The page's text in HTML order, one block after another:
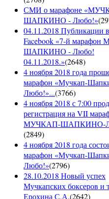
СМИ о марафоне
ШАПКИНО - Любо!»(
04.11.2018 Публикации
Facebook «7-й
ШАПКИНО - Любо!
04.11.2018.»(2648)
4 ноября 2018 года
марафон «Мучкап-
Любо!»...(3766)
4 ноября 2018 с 7:00
регистрация на VII
МУЧКАП-ШАПКИНО-
(2849)
4 ноября 2018 года
марафон «Мучкап-
Любо!»(2796)
28.10.2018 Новый успех
Мучкапских боксеров и
Ерохина С.А.(2642)